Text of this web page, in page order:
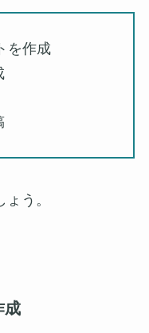
を作成
う。
成